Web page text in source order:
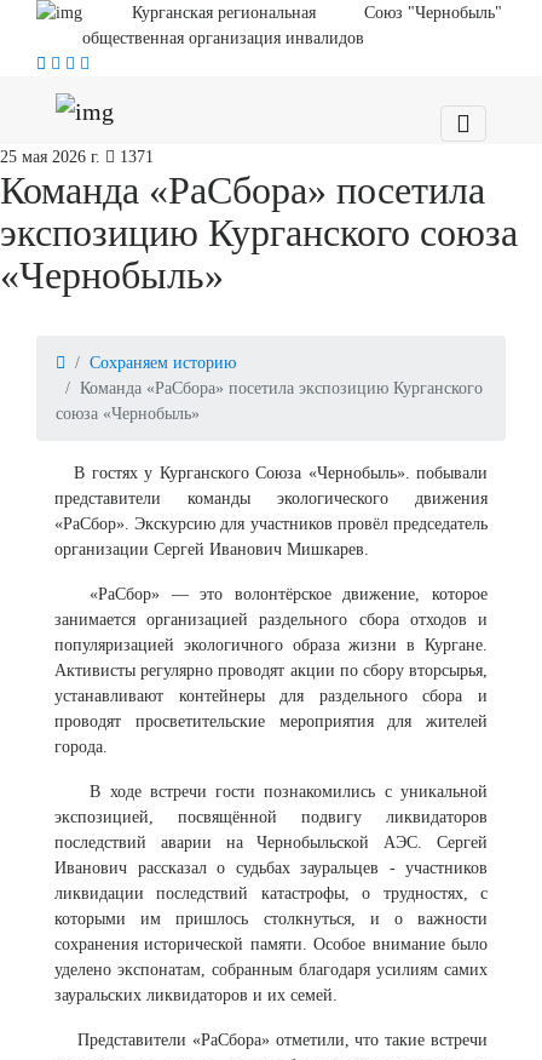
Курганская региональная
общественная организация инвалидов
Союз "Чернобыль"
25 мая 2026 г. 1371
Команда «РаСбора» посетила
экспозицию Курганского союза
«Чернобыль»
Сохраняем историю
Команда «РаСбора» посетила экспозицию Курганского
союза «Чернобыль»
В гостях у Курганского Союза «Чернобыль». побывали
представители команды экологического движения
«РаСбор». Экскурсию для участников провёл председатель
организации Сергей Иванович Мишкарев.
«РаСбор» — это волонтёрское движение, которое
занимается организацией раздельного сбора отходов и
популяризацией экологичного образа жизни в Кургане.
Активисты регулярно проводят акции по сбору вторсырья,
устанавливают контейнеры для раздельного сбора и
проводят просветительские мероприятия для жителей
города.
В ходе встречи гости познакомились с уникальной
экспозицией, посвящённой подвигу ликвидаторов
последствий аварии на Чернобыльской АЭС. Сергей
Иванович рассказал о судьбах зауральцев - участников
ликвидации последствий катастрофы, о трудностях, с
которыми им пришлось столкнуться, и о важности
сохранения исторической памяти. Особое внимание было
уделено экспонатам, собранным благодаря усилиям самих
зауральских ликвидаторов и их семей.
Представители «РаСбора» отметили, что такие встречи